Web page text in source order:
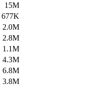
15M
677K
2.0M
2.8M
1.1M
4.3M
6.8M
3.8M